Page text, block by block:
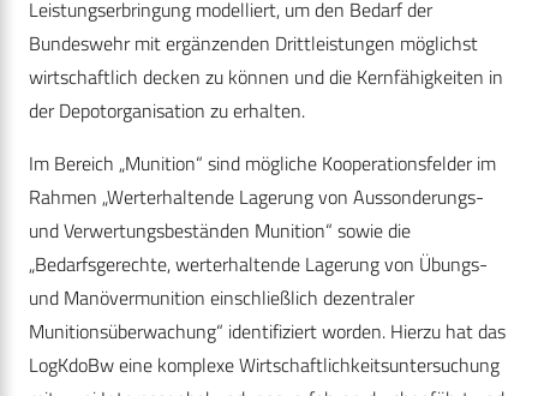
Leistungserbringung modelliert, um den Bedarf der
Bundeswehr mit ergänzenden Drittleistungen möglichst
wirtschaftlich decken zu können und die Kernfähigkeiten in
der Depotorganisation zu erhalten.
Im Bereich „Munition“ sind mögliche Kooperationsfelder im
Rahmen „Werterhaltende Lagerung von Aussonderungs-
und Verwertungsbeständen Munition“ sowie die
„Bedarfsgerechte, werterhaltende Lagerung von Übungs-
und Manövermunition einschließlich dezentraler
Munitionsüberwachung“ identifiziert worden. Hierzu hat das
LogKdoBw eine komplexe Wirtschaftlichkeitsuntersuchung